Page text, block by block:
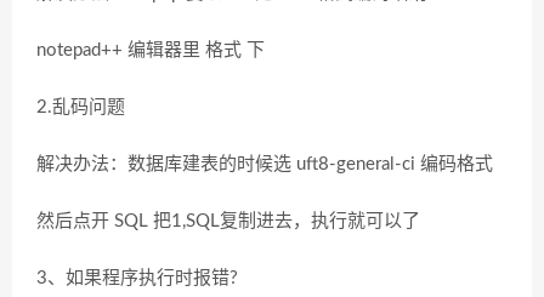
notepad++ 编辑器里 格式 下
2.乱码问题
解决办法：数据库建表的时候选 uft8-general-ci 编码格式
然后点开 SQL 把1,SQL复制进去，执行就可以了
3、如果程序执行时报错?